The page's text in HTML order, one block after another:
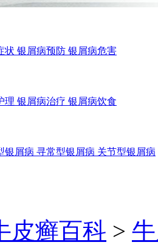
状 银屑病预防 银屑病危害
理 银屑病治疗 银屑病饮食
银屑病 寻常型银屑病 关节型银屑病
皮癣百科 >